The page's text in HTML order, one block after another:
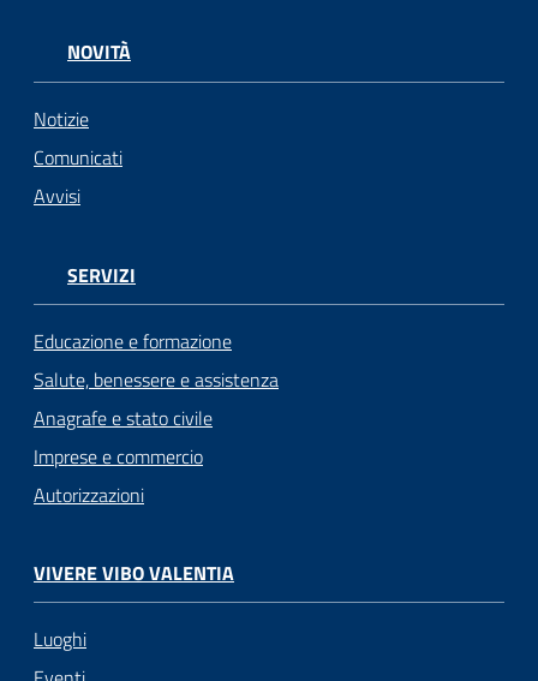
NOVITÀ
Notizie
Comunicati
Avvisi
SERVIZI
Educazione e formazione
Salute, benessere e assistenza
Anagrafe e stato civile
Imprese e commercio
Autorizzazioni
VIVERE VIBO VALENTIA
Luoghi